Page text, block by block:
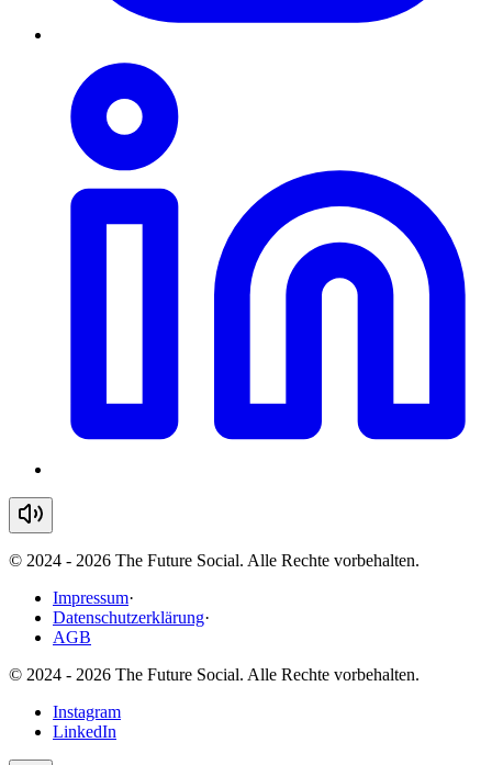
© 2024 - 2026 The Future Social. Alle Rechte vorbehalten.
Impressum·
Datenschutzerklärung·
AGB
© 2024 - 2026 The Future Social. Alle Rechte vorbehalten.
Instagram
LinkedIn